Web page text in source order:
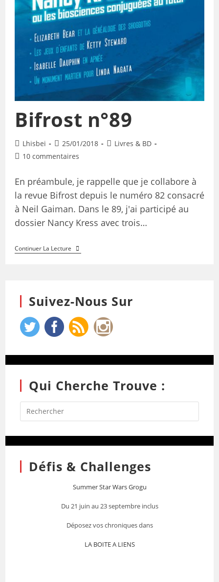
Bifrost n°89
Lhisbei 25/01/2018
Livres & BD
10 commentaires
En préambule, je rappelle que je collabore à
la revue Bifrost depuis le numéro 82 consacré
à Neil Gaiman. Dans le 89, j'ai participé au
dossier Nancy Kress avec trois…
Continuer La Lecture
Suivez-Nous Sur
Qui Cherche Trouve :
Défis & Challenges
Summer Star Wars Grogu
Du 21 juin au 23 septembre inclus
Déposez vos chroniques dans
LA BOITE A LIENS